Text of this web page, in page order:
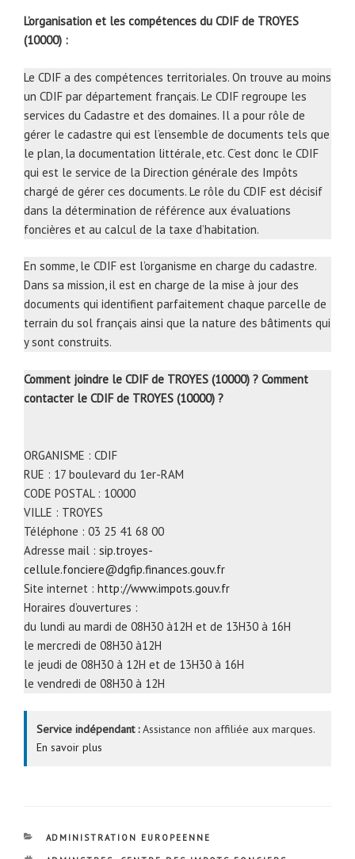
L’organisation et les compétences du CDIF de TROYES
(10000) :
Le CDIF a des compétences territoriales. On trouve au moins
un CDIF par département français. Le CDIF regroupe les
services du Cadastre et des domaines. Il a pour rôle de
gérer le cadastre qui est l’ensemble de documents tels que
le plan, la documentation littérale, etc. C’est donc le CDIF
qui est le service de la Direction générale des Impôts
chargé de gérer ces documents. Le rôle du CDIF est décisif
dans la détermination de référence aux évaluations
foncières et au calcul de la taxe d’habitation.
En somme, le CDIF est l’organisme en charge du cadastre.
Dans sa mission, il est en charge de la mise à jour des
documents qui identifient parfaitement chaque parcelle de
terrain du sol français ainsi que la nature des bâtiments qui
y sont construits.
Comment joindre le CDIF de TROYES (10000) ? Comment
contacter le CDIF de TROYES (10000) ?
ORGANISME : CDIF
RUE : 17 boulevard du 1er-RAM
CODE POSTAL : 10000
VILLE : TROYES
Téléphone : 03 25 41 68 00
Adresse mail : sip.troyes-
cellule.fonciere@dgfip.finances.gouv.fr
Site internet : http://www.impots.gouv.fr
Horaires d’ouvertures :
du lundi au mardi de 08H30 à12H et de 13H30 à 16H
le mercredi de 08H30 à12H
le jeudi de 08H30 à 12H et de 13H30 à 16H
le vendredi de 08H30 à 12H
Service indépendant :Assistance non affiliée aux marques.
En savoir plus
CATÉGORIES
ADMINISTRATION EUROPEENNE